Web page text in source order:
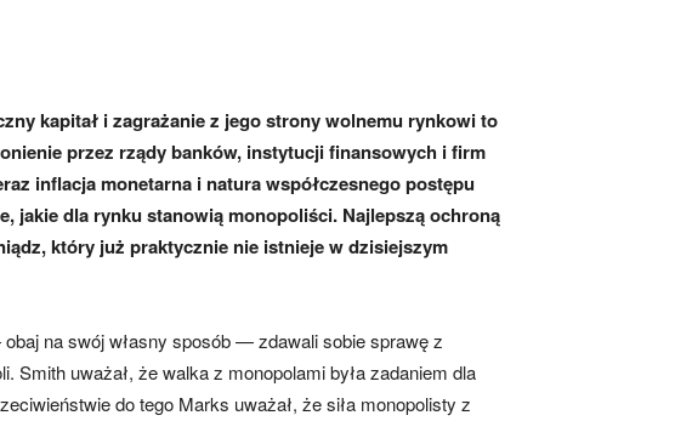
kapitał i zagrażanie z jego strony wolnemu rynkowi to
przez rządy banków, instytucji finansowych i firm
inflacja monetarna i natura współczesnego postępu
jakie dla rynku stanowią monopoliści. Najlepszą ochroną
który już praktycznie nie istnieje w dzisiejszym
na swój własny sposób — zdawali sobie sprawę z
Smith uważał, że walka z monopolami była zadaniem dla
do tego Marks uważał, że siła monopolisty z